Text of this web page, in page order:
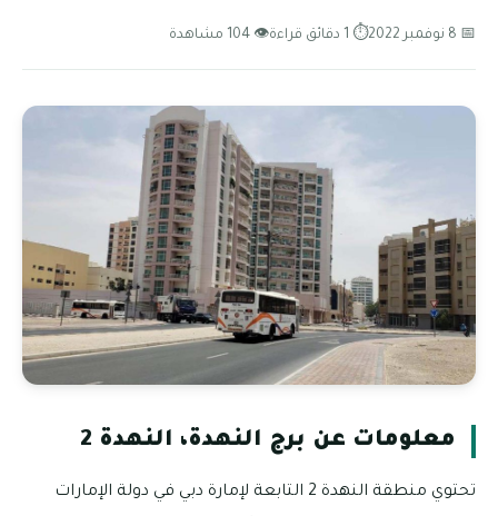
📅 8 نوفمبر 2022 ⏱ 1 دقائق قراءة 👁 104 مشاهدة
معلومات عن برج النهدة، النهدة 2
تحتوي منطقة النهدة 2 التابعة لإمارة دبي في دولة الإمارات